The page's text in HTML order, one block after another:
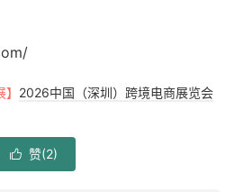
2026中国（深圳）跨境电商展览会
 赞(2)